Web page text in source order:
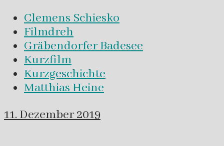
Clemens Schiesko
Filmdreh
Gräbendorfer Badesee
Kurzfilm
Kurzgeschichte
Matthias Heine
11. Dezember 2019